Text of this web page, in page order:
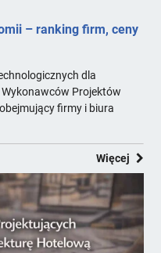
– ranking firm, ceny
dla
Projektów
firmy i biura
Więcej